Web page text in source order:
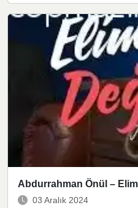
Abdurrahman Önül –
03 Aralık 2024